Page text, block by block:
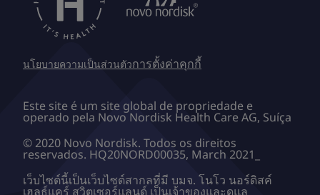
นโยบายความเป็นส่วนตัวการตั้งค่าคุกกี้
Este site é um site global de propriedade e
operado pela Novo Nordisk Health Care AG, Suíça
© 2020 Novo Nordisk. Todos os direitos
reservados. HQ20NORD00035, March 2021_
เว็บไซต์นี้เป็นเว็บไซต์สากลที่มี บมจ. โนโว นอร์ดิสค์
เฮลธ์แคร์ สวิตเซอร์แลนด์ เป็นเจ้าของและดูแล